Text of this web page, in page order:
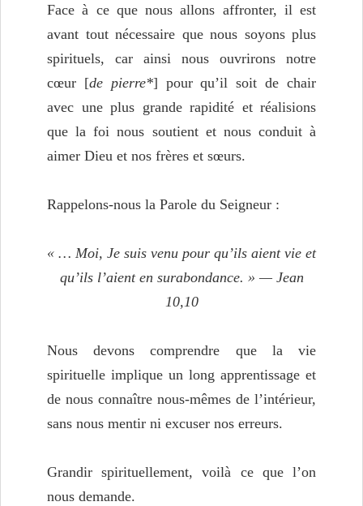
Face à ce que nous allons affronter, il est
avant tout nécessaire que nous soyons plus
spirituels, car ainsi nous ouvrirons notre
cœur [de pierre*] pour qu’il soit de chair
avec une plus grande rapidité et réalisions
que la foi nous soutient et nous conduit à
aimer Dieu et nos frères et sœurs.
Rappelons-nous la Parole du Seigneur :
« … Moi, Je suis venu pour qu’ils aient vie et
qu’ils l’aient en surabondance. » — Jean
10,10
Nous devons comprendre que la vie
spirituelle implique un long apprentissage et
de nous connaître nous-mêmes de l’intérieur,
sans nous mentir ni excuser nos erreurs.
Grandir spirituellement, voilà ce que l’on
nous demande.